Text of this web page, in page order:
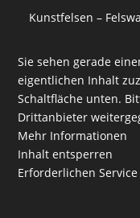
Kunstfelsen –
Sie sehen gerade
eigentlichen Inhalt
Schaltfläche unten.
Drittanbieter
Mehr Informationen
Inhalt entsperren
Erforderlichen